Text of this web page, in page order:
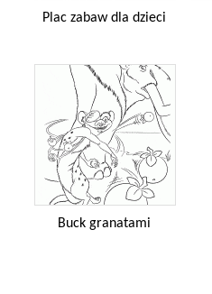
Plac zabaw dla dzieci
Buck granatami